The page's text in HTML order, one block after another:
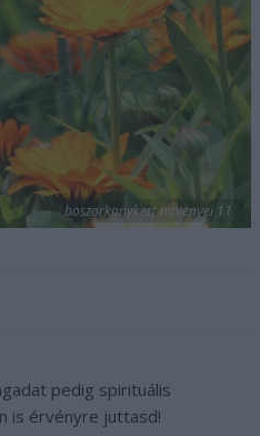
boszorkanykert novenyei 11
pedig spirituális
is érvényre juttasd!